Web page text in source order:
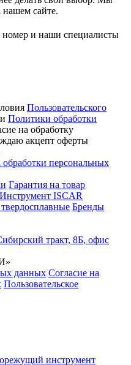
нашем сайте.
и наши специалисты
Пользовательского
и Политики обработки
на обработку
акцепт оферты
персональных
Гарантия на товар
Инструмент ISCAR
Бренды
тракт, 8Б, офис
данных Согласие на
Пользовательское